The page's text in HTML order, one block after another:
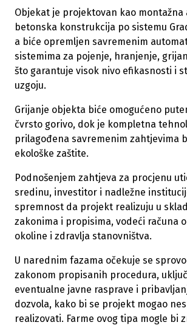
Objekat je projektovan kao montažna
betonska konstrukcija po sistemu
a biće opremljen savremenim
sistemima za pojenje, hranjenje,
što garantuje visok nivo efikasnosti i
uzgoju.
Grijanje objekta biće omogućeno
čvrsto gorivo, dok je kompletna
prilagođena savremenim zahtjevima
ekološke zaštite.
Podnošenjem zahtjeva za procjenu
sredinu, investitor i nadležne
spremnost da projekt realizuju u
zakonima i propisima, vodeći računa
okoline i zdravlja stanovništva.
U narednim fazama očekuje se
zakonom propisanih procedura,
eventualne javne rasprave i
dozvola, kako bi se projekt mogao
realizovati. Farme ovog tipa mogle bi